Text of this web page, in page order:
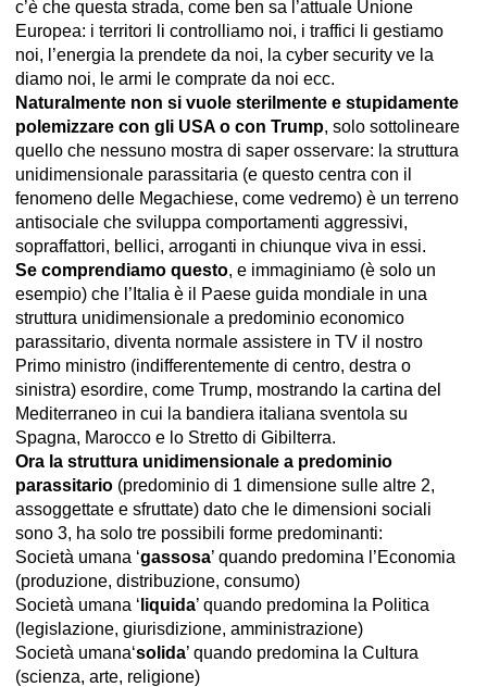
c’è che questa strada, come ben sa l’attuale Unione
Europea: i territori li controlliamo noi, i traffici li gestiamo
noi, l’energia la prendete da noi, la cyber security ve la
diamo noi, le armi le comprate da noi ecc.
Naturalmente non si vuole sterilmente e stupidamente
polemizzare con gli USA o con Trump, solo sottolineare
quello che nessuno mostra di saper osservare: la struttura
unidimensionale parassitaria (e questo centra con il
fenomeno delle Megachiese, come vedremo) è un terreno
antisociale che sviluppa comportamenti aggressivi,
sopraffattori, bellici, arroganti in chiunque viva in essi.
Se comprendiamo questo, e immaginiamo (è solo un
esempio) che l’Italia è il Paese guida mondiale in una
struttura unidimensionale a predominio economico
parassitario, diventa normale assistere in TV il nostro
Primo ministro (indifferentemente di centro, destra o
sinistra) esordire, come Trump, mostrando la cartina del
Mediterraneo in cui la bandiera italiana sventola su
Spagna, Marocco e lo Stretto di Gibilterra.
Ora la struttura unidimensionale a predominio
parassitario (predominio di 1 dimensione sulle altre 2,
assoggettate e sfruttate) dato che le dimensioni sociali
sono 3, ha solo tre possibili forme predominanti:
Società umana ‘gassosa’ quando predomina l’Economia
(produzione, distribuzione, consumo)
Società umana ‘ liquida’ quando predomina la Politica
(legislazione, giurisdizione, amministrazione)
Società umana‘solida’ quando predomina la Cultura
(scienza, arte, religione)